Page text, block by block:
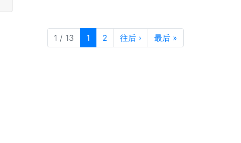
1 / 13 目前页面
1 页次
2 往后 › 最后 »